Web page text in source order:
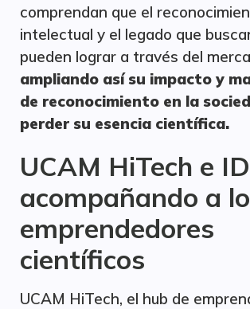
comprendan que el
intelectual y el legado que
pueden lograr a través del
ampliando así su impacto y
de reconocimiento en la
perder su esencia científica.
UCAM HiTech e
acompañando a
emprendedores
científicos
UCAM HiTech, el hub de